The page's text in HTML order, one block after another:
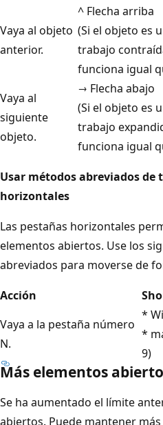
Vaya al objeto
anterior.
^ Flecha arriba
(Si el objeto es
trabajo
funciona igual
Vaya al
siguiente
objeto.
→ Flecha abajo
(Si el objeto es
trabajo
funciona igual
Usar métodos abreviados de
horizontales
Las pestañas horizontales
elementos abiertos. Use los
abreviados para moverse de
Acción
Vaya a la pestaña número
N.
*
*
9)
Más elementos
Se ha aumentado el límite
abiertos. Puede mantener